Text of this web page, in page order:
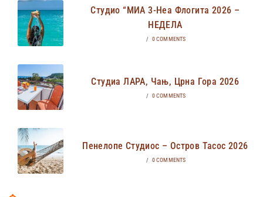
Студио “МИА 3-Неа Флогита 2026 –
НЕДЕЛА
/ 0 COMMENTS
Студиа ЛАРА, Чањ, Црна Гора 2026
/ 0 COMMENTS
Пенелопе Студиос – Остров Тасос 2026
/ 0 COMMENTS